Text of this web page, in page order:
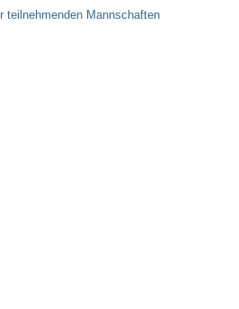
teilnehmenden Mannschaften